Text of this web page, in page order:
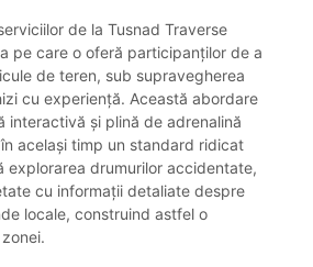
de la Tusnad Traverse
pe care o oferă participanților de a
de teren, sub supravegherea
cu experiență. Această abordare
interactivă și plină de adrenalină
același timp un standard ridicat
explorarea drumurilor accidentate,
cu informații detaliate despre
locale, construind astfel o